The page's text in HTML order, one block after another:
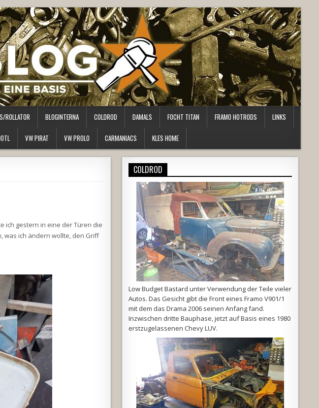
ROLLATOR BLOGINTERNA COLDROD DAMALS FOCHT TITAN FRAMO HOTRODS LINKS
VW PIRAT VW PROLO CARMANIACS KLES HOME
ich gestern in eine der Türen die
was ich ändern wollte, den Griff
COLDROD
Low Budget Bastard unter Verwendung der Teile vieler
Autos. Das Gesicht gibt die Front eines Framo V901/1
mit dem das Drama 2006 seinen Anfang fand.
Inzwischen dritte Bauphase, jetzt auf Basis eines 1980
erstzugelassenen Chevy LUV.